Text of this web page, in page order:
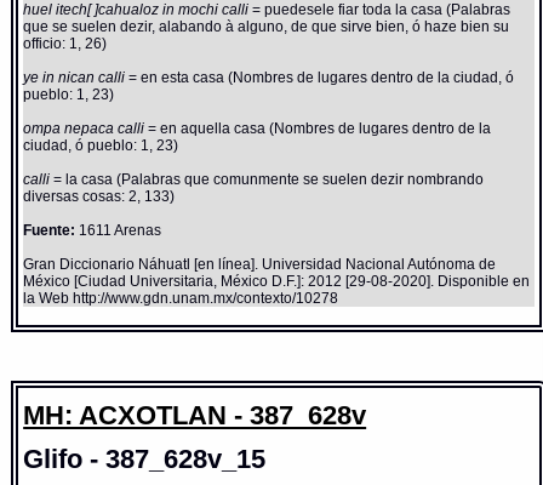
huel itech[ ]cahualoz in mochi calli= puedesele fiar toda la casa (Palabras
que se suelen dezir, alabando à alguno, de que sirve bien, ó haze bien su
officio: 1, 26)
ye in nican calli= en esta casa (Nombres de lugares dentro de la ciudad, ó
pueblo: 1, 23)
ompa nepaca calli= en aquella casa (Nombres de lugares dentro de la
ciudad, ó pueblo: 1, 23)
calli= la casa (Palabras que comunmente se suelen dezir nombrando
diversas cosas: 2, 133)
Fuente: 1611 Arenas
Gran Diccionario Náhuatl [en línea]. Universidad Nacional Autónoma de
México [Ciudad Universitaria, México D.F.]: 2012 [29-08-2020]. Disponible en
la Web http://www.gdn.unam.mx/contexto/10278
MH: ACXOTLAN - 387_628v
Glifo - 387_628v_15